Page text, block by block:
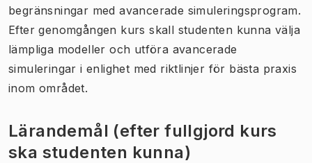
begränsningar med avancerade simuleringsprogram.
Efter genomgången kurs skall studenten kunna välja
lämpliga modeller och utföra avancerade
simuleringar i enlighet med riktlinjer för bästa praxis
inom området.
Lärandemål (efter fullgjord kurs
ska studenten kunna)